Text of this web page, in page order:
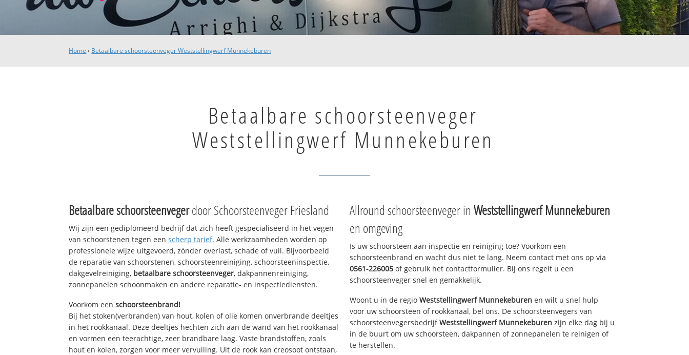
Home › Betaalbare schoorsteenveger Weststellingwerf Munnekeburen
Betaalbare schoorsteenveger
Weststellingwerf Munnekeburen
Betaalbare schoorsteenvegerdoor Schoorsteenveger Friesland
Wij zijn een gediplomeerd bedrijf dat zich heeft gespecialiseerd in het vegen
van schoorstenen tegen eenscherp tarief. Alle werkzaamheden worden op
professionele wijze uitgevoerd, zónder overlast, schade of vuil. Bijvoorbeeld
de reparatie van schoorstenen, schoorsteenreiniging, schoorsteeninspectie,
dakgevelreiniging, betaalbare schoorsteenveger, dakpannenreiniging,
zonnepanelen schoonmaken en andere reparatie- en inspectiediensten.
Voorkom eenschoorsteenbrand!
Bij het stoken(verbranden) van hout, kolen of olie komen onverbrande deeltjes
in het rookkanaal. Deze deeltjes hechten zich aan de wand van het rookkanaal
en vormen een teerachtige, zeer brandbare laag. Vaste brandstoffen, zoals
hout en kolen, zorgen voor meer vervuiling. Uit de rook kan creosoot ontstaan,
Allround schoorsteenveger in Weststellingwerf Munnekeburen
en omgeving
Is uw schoorsteen aan inspectie en reiniging toe? Voorkom een
schoorsteenbrand en wacht dus niet te lang. Neem contact met ons op via
0561-226005 of gebruik het contactformulier. Bij ons regelt u een
schoorsteenveger snel en gemakkelijk.
Woont u in de regio Weststellingwerf Munnekeburen en wilt u snel hulp
voor uw schoorsteen of rookkanaal, bel ons. De schoorsteenvegers van
schoorsteenvegersbedrijfWeststellingwerf Munnekeburen zijn elke dag bij u
in de buurt om uw schoorsteen, dakpannen of zonnepanelen te reinigen of
te herstellen.